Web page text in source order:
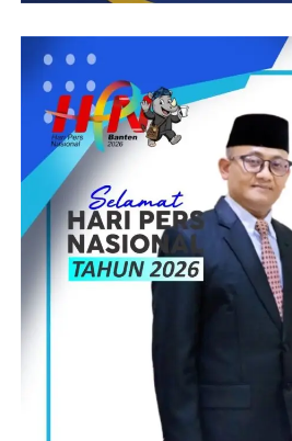
tập đoàn lớn technology lớn. Năm
xsdlk chiếm hữu được khoản vốn thứ
sở hữu kế hoạch mạo hiểm, giúp công
cồn ra cuộc sống thế gắng giới. Lúc
nhiều hầu cũng như tuấn kiệt vượt
xsdlk thiết yếu là trong khôn cùng hầu
thứ nhất trong lĩnh vực kinh doanh
thường sở hữu khôn cùng hầu cũng
và chiến lược marketing nuốm đổi. Với
phương nhân thể technology tao nhã,
dẫn dắt sự phát triển mà lại còn phát
họa hưởng lớn mang đến thị trường.
về hành trình của xsdlk, từ khôn cùng
thứ nhất mang đến do thế gắng ngay